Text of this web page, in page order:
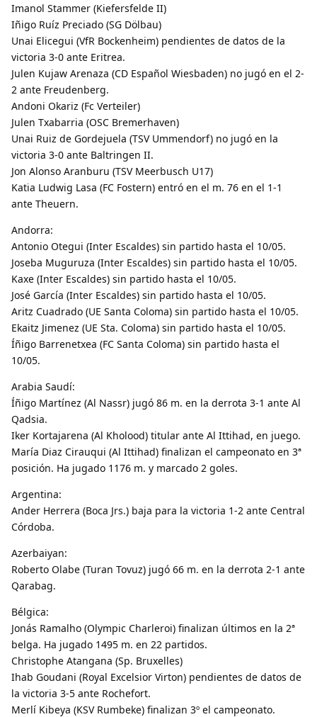
Imanol Stammer (Kiefersfelde II)
Iñigo Ruíz Preciado (SG Dölbau)
Unai Elicegui (VfR Bockenheim) pendientes de datos de la
victoria 3-0 ante Eritrea.
Julen Kujaw Arenaza (CD Español Wiesbaden) no jugó en el 2-
2 ante Freudenberg.
Andoni Okariz (Fc Verteiler)
Julen Txabarria (OSC Bremerhaven)
Unai Ruiz de Gordejuela (TSV Ummendorf) no jugó en la
victoria 3-0 ante Baltringen II.
Jon Alonso Aranburu (TSV Meerbusch U17)
Katia Ludwig Lasa (FC Fostern) entró en el m. 76 en el 1-1
ante Theuern.
Andorra:
Antonio Otegui (Inter Escaldes) sin partido hasta el 10/05.
Joseba Muguruza (Inter Escaldes) sin partido hasta el 10/05.
Kaxe (Inter Escaldes) sin partido hasta el 10/05.
José García (Inter Escaldes) sin partido hasta el 10/05.
Aritz Cuadrado (UE Santa Coloma) sin partido hasta el 10/05.
Ekaitz Jimenez (UE Sta. Coloma) sin partido hasta el 10/05.
Íñigo Barrenetxea (FC Santa Coloma) sin partido hasta el
10/05.
Arabia Saudí:
Íñigo Martínez (Al Nassr) jugó 86 m. en la derrota 3-1 ante Al
Qadsia.
Iker Kortajarena (Al Kholood) titular ante Al Ittihad, en juego.
María Diaz Cirauqui (Al Ittihad) finalizan el campeonato en 3ª
posición. Ha jugado 1176 m. y marcado 2 goles.
Argentina:
Ander Herrera (Boca Jrs.) baja para la victoria 1-2 ante Central
Córdoba.
Azerbaiyan:
Roberto Olabe (Turan Tovuz) jugó 66 m. en la derrota 2-1 ante
Qarabag.
Bélgica:
Jonás Ramalho (Olympic Charleroi) finalizan últimos en la 2ª
belga. Ha jugado 1495 m. en 22 partidos.
Christophe Atangana (Sp. Bruxelles)
Ihab Goudani (Royal Excelsior Virton) pendientes de datos de
la victoria 3-5 ante Rochefort.
Merlí Kibeya (KSV Rumbeke) finalizan 3º el campeonato.